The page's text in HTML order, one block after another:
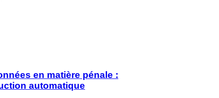
en matière pénale :
automatique